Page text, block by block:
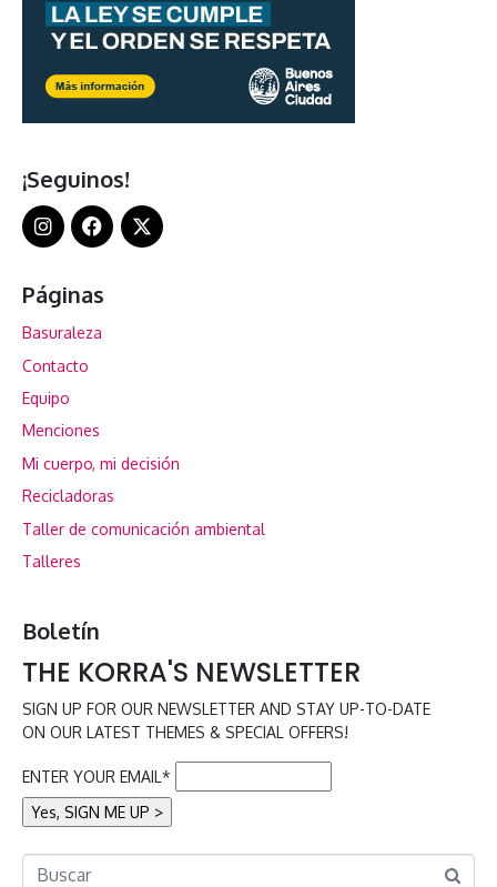
¡Seguinos!
Páginas
Basuraleza
Contacto
Equipo
Menciones
Mi cuerpo, mi decisión
Recicladoras
Taller de comunicación ambiental
Talleres
Boletín
THE KORRA'S NEWSLETTER
SIGN UP FOR OUR NEWSLETTER AND STAY UP-TO-DATE
ON OUR LATEST THEMES & SPECIAL OFFERS!
ENTER YOUR EMAIL*